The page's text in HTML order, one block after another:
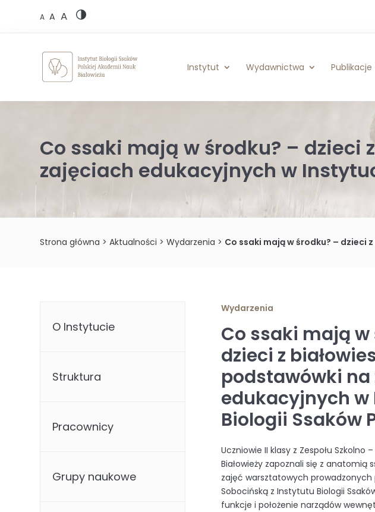
A A A
Instytut Wydawnictwa Publikacje
Co ssaki mają w środku? – dzieci
zajęciach edukacyjnych w
Strona główna >Aktualności >Wydarzenia > Co ssaki mają w środku? – dzieci
Wydarzenia
Co ssaki mają w
dzieci z
podstawówki
edukacyjnych
Biologii Ssaków
Uczniowie II klasy z Zespołu Szkolno
Białowieży zapoznali się z anatomią
zajęć warsztatowych prowadzonych
Sobocińską z Instytutu Biologii
funkcje i położenie narządów
O Instytucie
Struktura
Pracownicy
Grupy naukowe